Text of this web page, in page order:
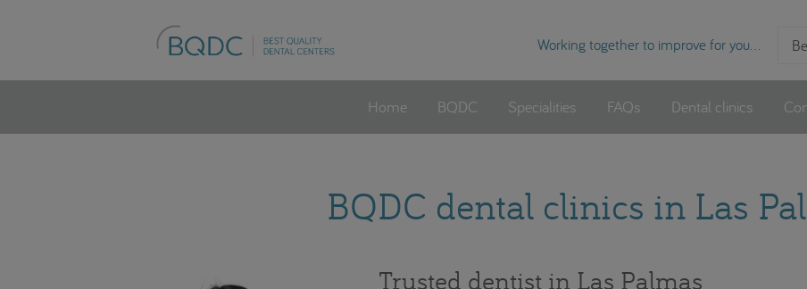
Working together to improve for you...
Home BQDC Specialities FAQs Dental clinics
BQDC dental clinics in Las
Trusted dentist in Las Palmas